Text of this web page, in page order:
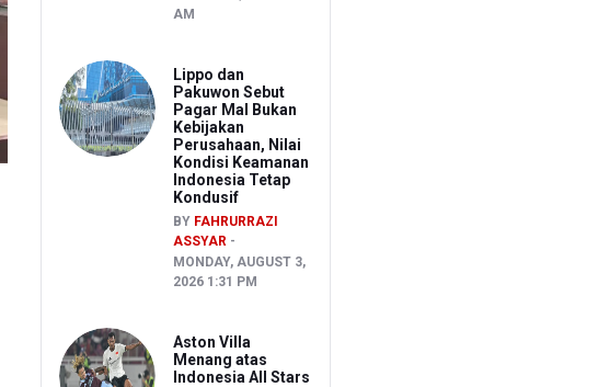
AM
Lippo dan
Pakuwon Sebut
Pagar Mal Bukan
Kebijakan
Perusahaan, Nilai
Kondisi Keamanan
Indonesia Tetap
Kondusif
BY FAHRURRAZI
ASSYAR
MONDAY, AUGUST 3,
2026 1:31 PM
Aston Villa
Menang atas
Indonesia All Stars